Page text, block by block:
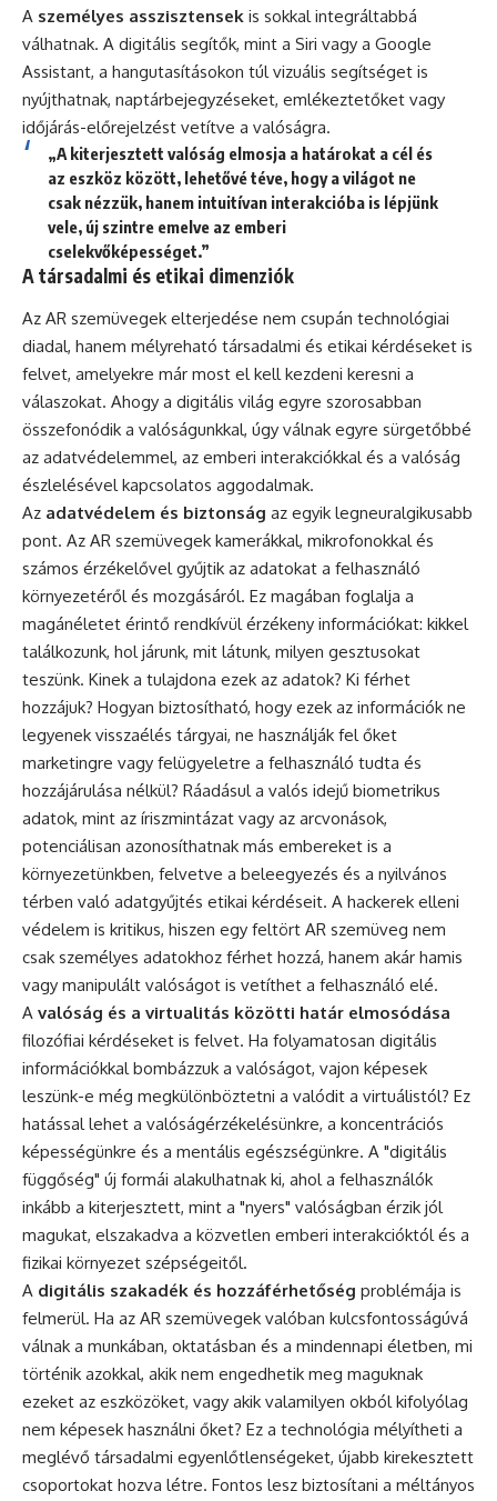
A személyes asszisztensek is sokkal integráltabbá
válhatnak. A digitális segítők, mint a Siri vagy a Google
Assistant, a hangutasításokon túl vizuális segítséget is
nyújthatnak, naptárbejegyzéseket, emlékeztetőket vagy
időjárás-előrejelzést vetítve a valóságra.
„A kiterjesztett valóság elmosja a határokat a cél és
az eszköz között, lehetővé téve, hogy a világot ne
csak nézzük, hanem intuitívan interakcióba is lépjünk
vele, új szintre emelve az emberi
cselekvőképességet.”
A társadalmi és etikai dimenziók
Az AR szemüvegek elterjedése nem csupán technológiai
diadal, hanem mélyreható társadalmi és etikai kérdéseket is
felvet, amelyekre már most el kell kezdeni keresni a
válaszokat. Ahogy a digitális világ egyre szorosabban
összefonódik a valóságunkkal, úgy válnak egyre sürgetőbbé
az adatvédelemmel, az emberi interakciókkal és a valóság
észlelésével kapcsolatos aggodalmak.
Az adatvédelem és biztonság az egyik legneuralgikusabb
pont. Az AR szemüvegek kamerákkal, mikrofonokkal és
számos érzékelővel gyűjtik az adatokat a felhasználó
környezetéről és mozgásáról. Ez magában foglalja a
magánéletet érintő rendkívül érzékeny információkat: kikkel
találkozunk, hol járunk, mit látunk, milyen gesztusokat
teszünk. Kinek a tulajdona ezek az adatok? Ki férhet
hozzájuk? Hogyan biztosítható, hogy ezek az információk ne
legyenek visszaélés tárgyai, ne használják fel őket
marketingre vagy felügyeletre a felhasználó tudta és
hozzájárulása nélkül? Ráadásul a valós idejű biometrikus
adatok, mint az íriszmintázat vagy az arcvonások,
potenciálisan azonosíthatnak más embereket is a
környezetünkben, felvetve a beleegyezés és a nyilvános
térben való adatgyűjtés etikai kérdéseit. A hackerek elleni
védelem is kritikus, hiszen egy feltört AR szemüveg nem
csak személyes adatokhoz férhet hozzá, hanem akár hamis
vagy manipulált valóságot is vetíthet a felhasználó elé.
A valóság és a virtualitás közötti határ elmosódása
filozófiai kérdéseket is felvet. Ha folyamatosan digitális
információkkal bombázzuk a valóságot, vajon képesek
leszünk-e még megkülönböztetni a valódit a virtuálistól? Ez
hatással lehet a valóságérzékelésünkre, a koncentrációs
képességünkre és a mentális egészségünkre. A "digitális
függőség" új formái alakulhatnak ki, ahol a felhasználók
inkább a kiterjesztett, mint a "nyers" valóságban érzik jól
magukat, elszakadva a közvetlen emberi interakcióktól és a
fizikai környezet szépségeitől.
A digitális szakadék és hozzáférhetőség problémája is
felmerül. Ha az AR szemüvegek valóban kulcsfontosságúvá
válnak a munkában, oktatásban és a mindennapi életben, mi
történik azokkal, akik nem engedhetik meg maguknak
ezeket az eszközöket, vagy akik valamilyen okból kifolyólag
nem képesek használni őket? Ez a technológia mélyítheti a
meglévő társadalmi egyenlőtlenségeket, újabb kirekesztett
csoportokat hozva létre. Fontos lesz biztosítani a méltányos